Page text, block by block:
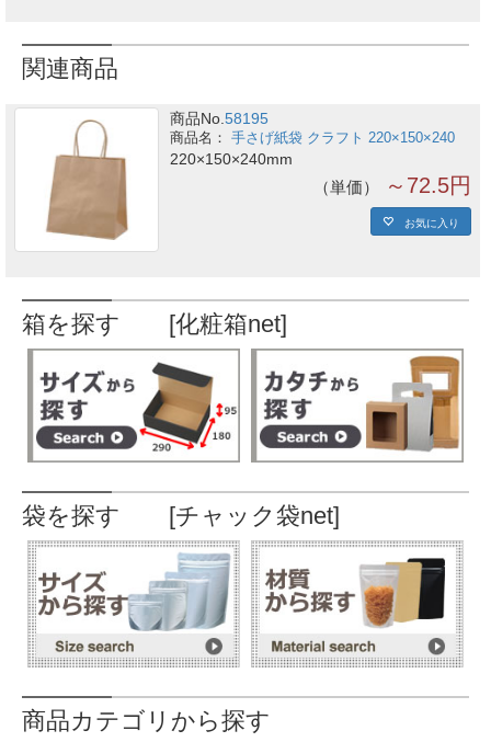
関連商品
商品No.58195
手さげ紙袋 クラフト 220×150×240
220×150×240mm
単価 ～72.5円
お気に入り
箱を探す [化粧箱net]
袋を探す [チャック袋net]
商品カテゴリから探す